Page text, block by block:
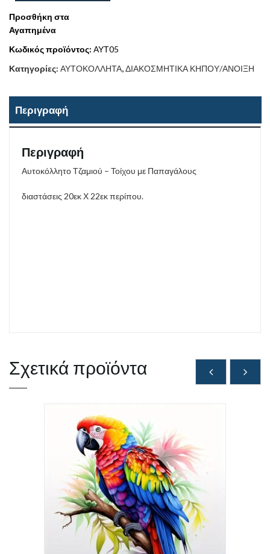
Προσθήκη στα
Αγαπημένα
Κωδικός προϊόντος: ΑΥΤ05
Κατηγορίες: ΑΥΤΟΚΟΛΛΗΤΑ,ΔΙΑΚΟΣΜΗΤΙΚΑ ΚΗΠΟΥ/ΑΝΟΙΞΗ
Περιγραφή
Περιγραφή
Αυτοκόλλητο Τζαμιού – Τοίχου με Παπαγάλους
διαστάσεις 20εκ Χ 22εκ περίπου.
Σχετικά προϊόντα